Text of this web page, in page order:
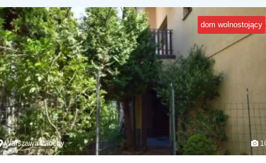
dom wolnostojący
Warszawa Włochy